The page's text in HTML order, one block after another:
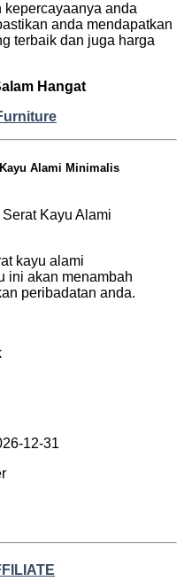
kepercayaanya anda
anda mendapatkan
terbaik dan juga harga
Hangat
Alami Minimalis
kayu alami
ini akan menambah
peribadatan anda.
12-31